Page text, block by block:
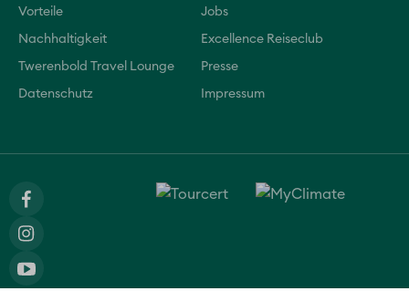
Vorteile Jobs
Nachhaltigkeit Excellence Reiseclub
Twerenbold Travel Lounge Presse
Datenschutz Impressum